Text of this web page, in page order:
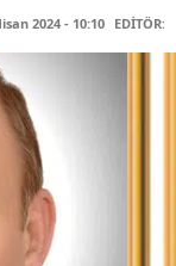
2024 - 10:10 EDİTÖR: